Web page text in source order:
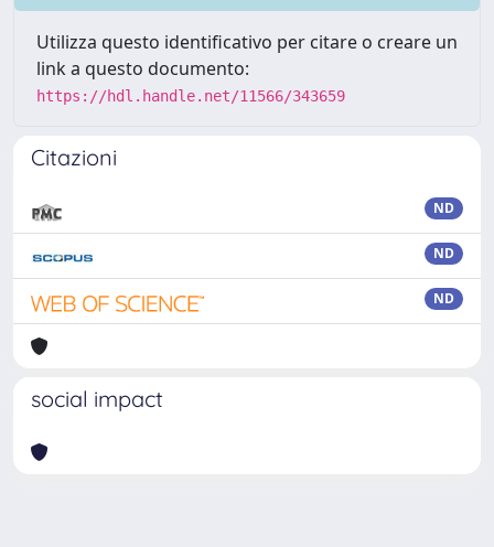
Utilizza questo identificativo per citare o creare un
link a questo documento:
https://hdl.handle.net/11566/343659
Citazioni
ND
ND
ND
social impact